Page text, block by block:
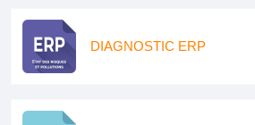
DIAGNOSTIC ERP